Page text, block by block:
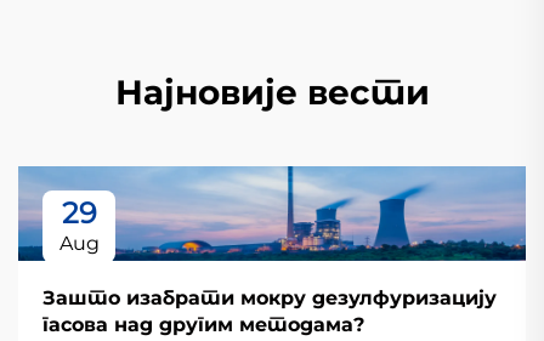
Најновије вести
29
Aug
Зашто изабрати мокру дезулфуризацију
гасова над другим методама?